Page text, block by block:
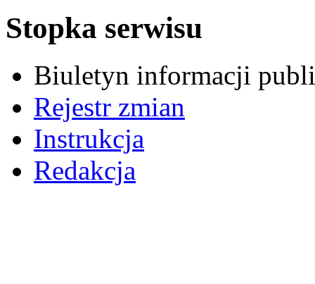
Stopka serwisu
Biuletyn informacji
Rejestr zmian
Instrukcja
Redakcja